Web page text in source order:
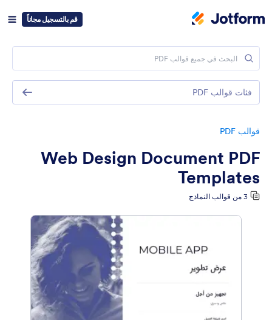
قم بالتسجيل مجاناً
قوالب PDF
Web Design Document PDF
Templates
3 من قوالب النماذج
فئات قوالب PDF